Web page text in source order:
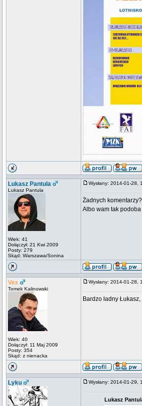
Lukasz Pantula
Lukasz Pantula
Wiek: 41
Dołączył: 21 Kwi 2009
Posty: 279
Skąd: Warszawa/Sonina
Wysłany: 2014-01-28,
Żadnych komentarzy?
Albo wam tak
Vex
Tomek Kalinowski
Wiek: 40
Dołączył: 11 Maj 2009
Posty: 354
Skąd: z nienacka
Wysłany: 2014-01-28,
Bardzo ładny
Lyku Wysłany: 2014-01-29,
Lukasz